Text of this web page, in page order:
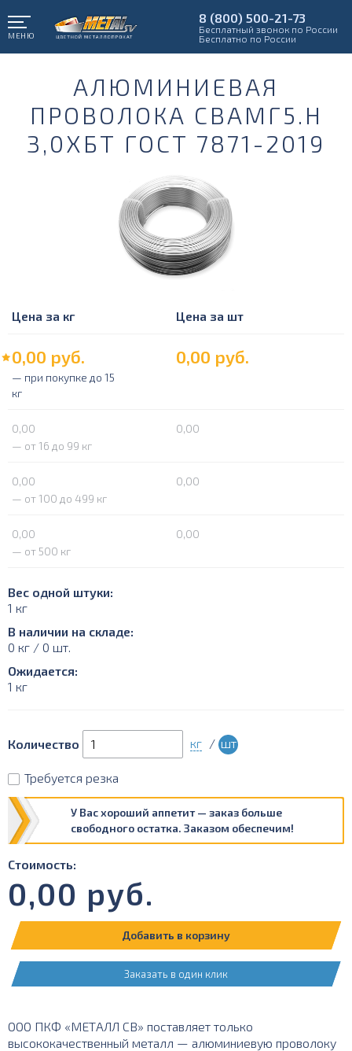
МЕНЮ
8 (800) 500-21-73
Бесплатный звонок по России
Бесплатно по России
АЛЮМИНИЕВАЯ
ПРОВОЛОКА СВАМГ5.Н
3,0ХБТ ГОСТ 7871-2019
Цена за кг Цена за шт
0,00 руб. 0,00 руб.
— при покупке до 15
кг
0,00
0,00
— от 16 до 99 кг
0,00
0,00
— от 100 до 499 кг
0,00
0,00
— от 500 кг
Вес одной штуки:
1 кг
В наличии на складе:
0 кг / 0 шт.
Ожидается:
1 кг
Количество кг / шт
Требуется резка
У Вас хороший аппетит — заказ больше
свободного остатка. Заказом обеспечим!
Стоимость:
0,00 руб.
Добавить в корзину
Заказать в один клик
ООО ПКФ «МЕТАЛЛ СВ» поставляет только
высококачественный металл — алюминиевую проволоку